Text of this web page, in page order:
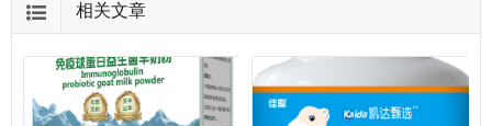
相关文章